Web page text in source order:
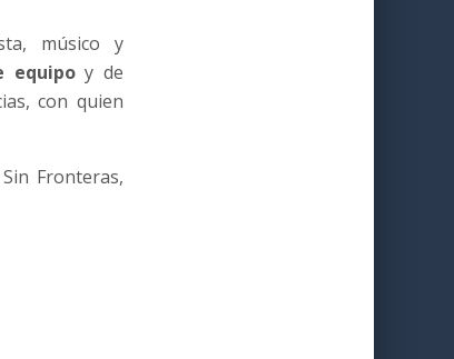
músico y
equipoy de
con quien
Fronteras,